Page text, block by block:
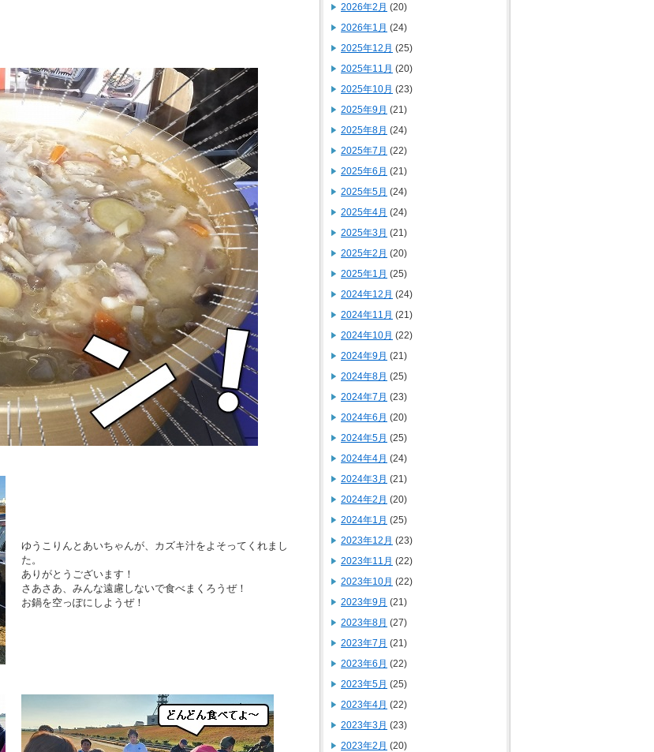
ゆうこりんとあいちゃんが、カズキ汁をよそってくれまし
た。
ありがとうございます！
さあさあ、みんな遠慮しないで食べまくろうぜ！
お鍋を空っぽにしようぜ！
2026年2月 (20)
2026年1月 (24)
2025年12月 (25)
2025年11月 (20)
2025年10月 (23)
2025年9月 (21)
2025年8月 (24)
2025年7月 (22)
2025年6月 (21)
2025年5月 (24)
2025年4月 (24)
2025年3月 (21)
2025年2月 (20)
2025年1月 (25)
2024年12月 (24)
2024年11月 (21)
2024年10月 (22)
2024年9月 (21)
2024年8月 (25)
2024年7月 (23)
2024年6月 (20)
2024年5月 (25)
2024年4月 (24)
2024年3月 (21)
2024年2月 (20)
2024年1月 (25)
2023年12月 (23)
2023年11月 (22)
2023年10月 (22)
2023年9月 (21)
2023年8月 (27)
2023年7月 (21)
2023年6月 (22)
2023年5月 (25)
2023年4月 (22)
2023年3月 (23)
2023年2月 (20)